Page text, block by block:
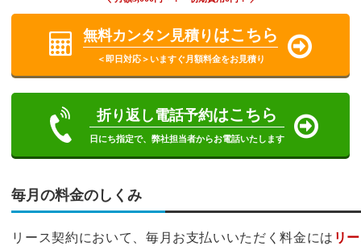
無料カンタン見積り はこちら
＜即日対応＞いますぐ月額料金をお見積り
折り返し電話予約はこちら
日にち指定で、弊社担当者からお電話いたします
毎月の料金のしくみ
リース契約において、毎月お支払いいただく料金には リ